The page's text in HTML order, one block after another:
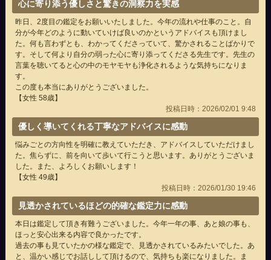
心に寄り添う優しさと驚きの洞察力を実感
昨日、2度目の鑑定をお願いいたしました。今年の流れや仕事のこと。自
分が今年どのように動いていけば良いのかというアドバイスも頂けまし
た。何も言わずとも、わかってくださっていて、驚かされることばかりで
す。そして何より自分の弱った心に寄り添ってくださる先生です。先生の
言葉を聴いてると心の中のモヤモヤも浄化されるような気持ちになりま
す。
この度も本当にありがとうございました。
【女性 58歳】
投稿日時：2026/02/01 9:48
優しく導いてくれる丁寧なアドバイスに感動
悩みごとの方向性を明確に教えていただき、アドバイスしていただけまし
た。焦らずに、前を向いて歩いて行こうと思います。ありがとうございま
した。また、よろしくお願いします！
【女性 49歳】
投稿日時：2026/01/30 19:46
見透かされているほどの的確な鑑定力に感動
本日は鑑定して頂き有難うございました。今年一年の事、あと娘の事も、
ほっと安心出来る内容で良かったです。
過去の事も見ていたかの様な鑑定で、見透かされているみたいでした。あ
と、温かい感じでお話しして頂けるので、気持ちも楽になりました。ま